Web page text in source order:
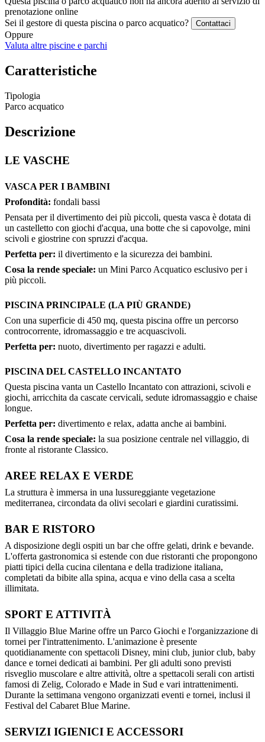
prenotazione online
Sei il gestore di questa piscina o parco acquatico?
Contattaci
Oppure
Valuta altre piscine e parchi
Caratteristiche
Tipologia
Parco acquatico
Descrizione
LE VASCHE
VASCA PER I BAMBINI
Profondità: fondali bassi
Pensata per il divertimento dei più piccoli, questa vasca è dotata di
un castelletto con giochi d'acqua, una botte che si capovolge, mini
scivoli e giostrine con spruzzi d'acqua.
Perfetta per: il divertimento e la sicurezza dei bambini.
Cosa la rende speciale: un Mini Parco Acquatico esclusivo per i
più piccoli.
PISCINA PRINCIPALE (LA PIÙ GRANDE)
Con una superficie di 450 mq, questa piscina offre un percorso
controcorrente, idromassaggio e tre acquascivoli.
Perfetta per: nuoto, divertimento per ragazzi e adulti.
PISCINA DEL CASTELLO INCANTATO
Questa piscina vanta un Castello Incantato con attrazioni, scivoli e
giochi, arricchita da cascate cervicali, sedute idromassaggio e chaise
longue.
Perfetta per: divertimento e relax, adatta anche ai bambini.
Cosa la rende speciale: la sua posizione centrale nel villaggio, di
fronte al ristorante Classico.
AREE RELAX E VERDE
La struttura è immersa in una lussureggiante vegetazione
mediterranea, circondata da olivi secolari e giardini curatissimi.
BAR E RISTORO
A disposizione degli ospiti un bar che offre gelati, drink e bevande.
L'offerta gastronomica si estende con due ristoranti che propongono
piatti tipici della cucina cilentana e della tradizione italiana,
completati da bibite alla spina, acqua e vino della casa a scelta
illimitata.
SPORT E ATTIVITÀ
Il Villaggio Blue Marine offre un Parco Giochi e l'organizzazione di
tornei per l'intrattenimento. L'animazione è presente
quotidianamente con spettacoli Disney, mini club, junior club, baby
dance e tornei dedicati ai bambini. Per gli adulti sono previsti
risveglio muscolare e altre attività, oltre a spettacoli serali con artisti
famosi di Zelig, Colorado e Made in Sud e vari intrattenimenti.
Durante la settimana vengono organizzati eventi e tornei, inclusi il
Festival del Cabaret Blue Marine.
SERVIZI IGIENICI E ACCESSORI